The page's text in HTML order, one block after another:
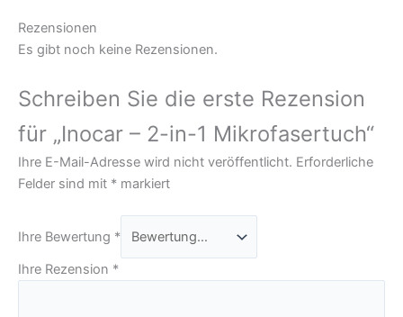
Rezensionen
Es gibt noch keine Rezensionen.
Schreiben Sie die erste Rezension
für „Inocar – 2-in-1 Mikrofasertuch“
Ihre E-Mail-Adresse wird nicht veröffentlicht. Erforderliche
Felder sind mit * markiert
Ihre Bewertung *
Ihre Rezension *